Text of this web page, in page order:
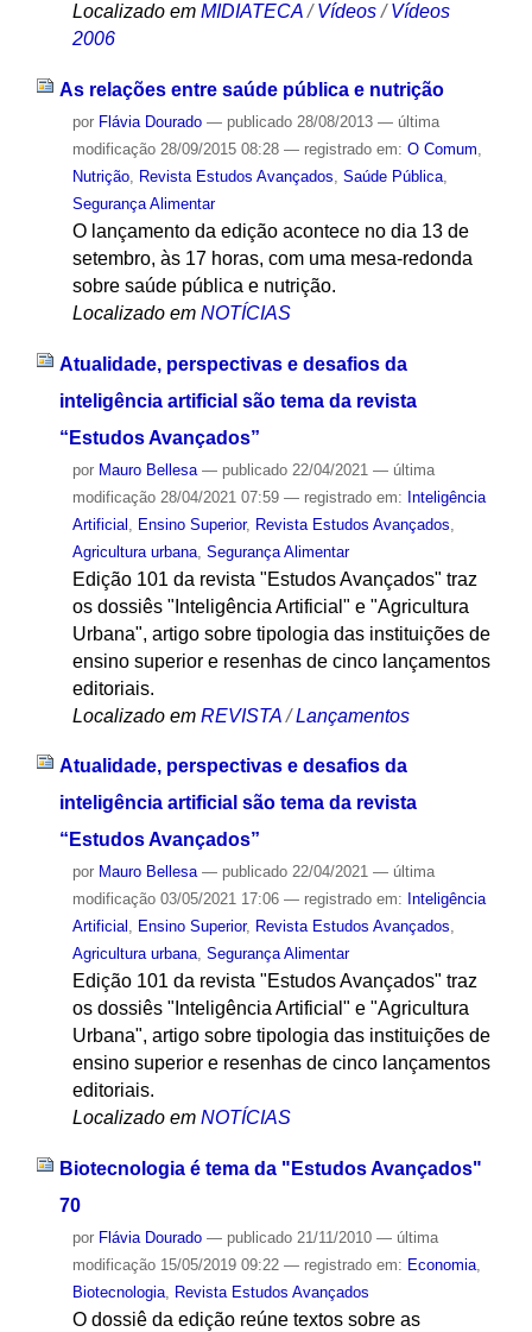
Localizado em MIDIATECA /Vídeos /Vídeos
2006
As relações entre saúde pública e nutrição
por Flávia Dourado — publicado28/08/2013 — última
modificação28/09/2015 08:28 — registrado em: O Comum,
Nutrição, Revista Estudos Avançados, Saúde Pública,
Segurança Alimentar
O lançamento da edição acontece no dia 13 de
setembro, às 17 horas, com uma mesa-redonda
sobre saúde pública e nutrição.
Localizado em NOTÍCIAS
Atualidade, perspectivas e desafios da
inteligência artificial são tema da revista
“Estudos Avançados”
por Mauro Bellesa — publicado22/04/2021 — última
modificação28/04/2021 07:59 — registrado em: Inteligência
Artificial
Ensino Superior, Revista Estudos Avançados
Agricultura urbana, Segurança Alimentar
Edição 101 da revista "Estudos Avançados" traz
os dossiês "Inteligência Artificial" e "Agricultura
Urbana", artigo sobre tipologia das instituições de
ensino superior e resenhas de cinco lançamentos
editoriais.
Localizado em REVISTA /Lançamentos
Atualidade, perspectivas e desafios da
inteligência artificial são tema da revista
“Estudos Avançados”
por Mauro Bellesa — publicado22/04/2021 — última
modificação03/05/2021 17:06 — registrado em: Inteligência
Artificial , Ensino Superior, Revista Estudos Avançados,
Agricultura urbana, Segurança Alimentar
Edição 101 da revista "Estudos Avançados" traz
os dossiês "Inteligência Artificial" e "Agricultura
Urbana", artigo sobre tipologia das instituições de
ensino superior e resenhas de cinco lançamentos
editoriais.
Localizado em NOTÍCIAS
Biotecnologia é tema da "Estudos Avançados"
70
por Flávia Dourado — publicado21/11/2010 — última
modificação15/05/2019 09:22 — registrado em: Economia,
Biotecnologia, Revista Estudos Avançados
O dossiê da edição reúne textos sobre as